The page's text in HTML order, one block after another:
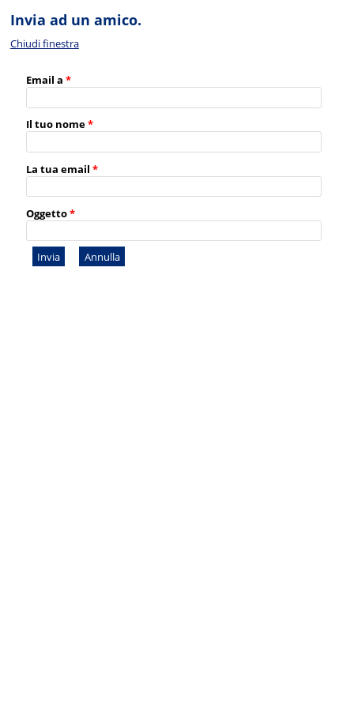
Invia ad un amico.
Chiudi finestra
Email a *
Il tuo nome*
La tua email *
Oggetto*
Invia Annulla